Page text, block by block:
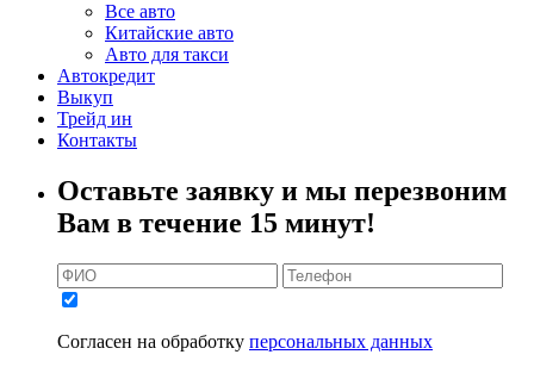
Все авто
Китайские авто
Авто для такси
Автокредит
Выкуп
Трейд ин
Контакты
Оставьте заявку и мы перезвоним
Вам в течение 15 минут!
Согласен на обработку персональных данных